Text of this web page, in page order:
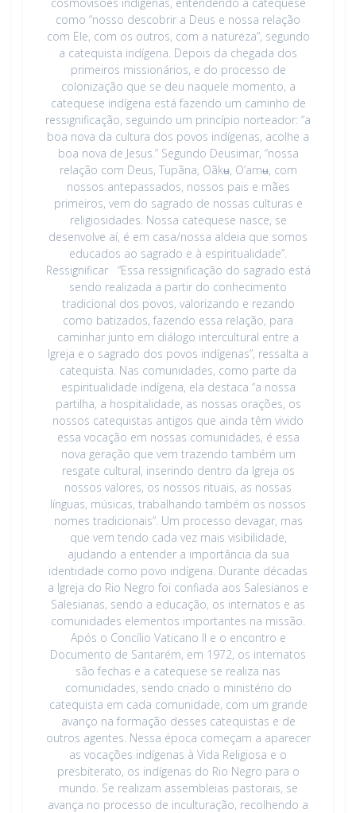
como “nosso descobrir a Deus e nossa relação
com Ele, com os outros, com a natureza”, segundo
a catequista indígena. Depois da chegada dos
primeiros missionários, e do processo de
colonização que se deu naquele momento, a
catequese indígena está fazendo um caminho de
ressignificação, seguindo um princípio norteador: “a
boa nova da cultura dos povos indígenas, acolhe a
boa nova de Jesus.” Segundo Deusimar, “nossa
relação com Deus, Tupãna, Oãkʉ, O’amʉ, com
nossos antepassados, nossos pais e mães
primeiros, vem do sagrado de nossas culturas e
religiosidades. Nossa catequese nasce, se
desenvolve aí, é em casa/nossa aldeia que somos
educados ao sagrado e à espiritualidade”.
Ressignificar “Essa ressignificação do sagrado está
sendo realizada a partir do conhecimento
tradicional dos povos, valorizando e rezando
como batizados, fazendo essa relação, para
caminhar junto em diálogo intercultural entre a
Igreja e o sagrado dos povos indígenas”, ressalta a
catequista. Nas comunidades, como parte da
espiritualidade indígena, ela destaca “a nossa
partilha, a hospitalidade, as nossas orações, os
nossos catequistas antigos que ainda têm vivido
essa vocação em nossas comunidades, é essa
nova geração que vem trazendo também um
resgate cultural, inserindo dentro da Igreja os
nossos valores, os nossos rituais, as nossas
línguas, músicas, trabalhando também os nossos
nomes tradicionais”. Um processo devagar, mas
que vem tendo cada vez mais visibilidade,
ajudando a entender a importância da sua
identidade como povo indígena. Durante décadas
a Igreja do Rio Negro foi confiada aos Salesianos e
Salesianas, sendo a educação, os internatos e as
comunidades elementos importantes na missão.
Após o Concílio Vaticano II e o encontro e
Documento de Santarém, em 1972, os internatos
são fechas e a catequese se realiza nas
comunidades, sendo criado o ministério do
catequista em cada comunidade, com um grande
avanço na formação desses catequistas e de
outros agentes. Nessa época começam a aparecer
as vocações indígenas à Vida Religiosa e o
presbiterato, os indígenas do Rio Negro para o
mundo. Se realizam assembleias pastorais, se
avança no processo de inculturação, recolhendo a